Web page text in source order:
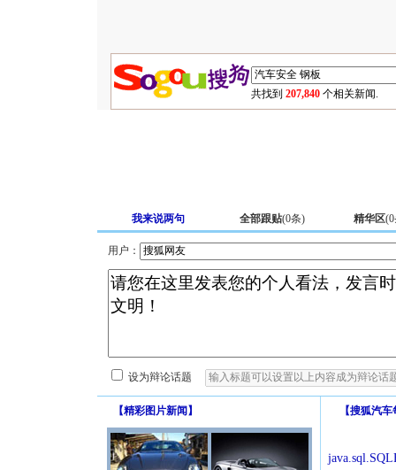
共找到 207,840 个相关新闻.
我来说两句 全部跟贴(0条) 精华区(0
用户：
设为辩论话题
【精彩图片新闻 】 【搜狐汽车